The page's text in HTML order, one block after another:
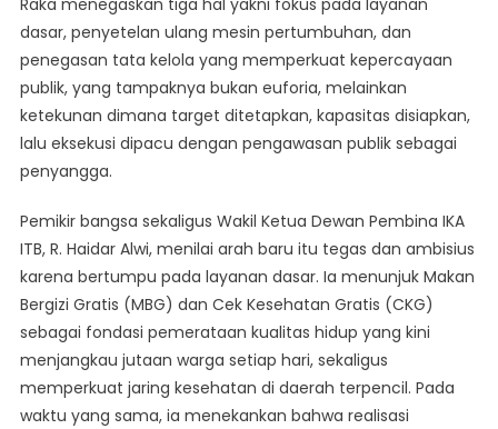
2026
Raka menegaskan tiga hal yakni fokus pada layanan
dasar, penyetelan ulang mesin pertumbuhan, dan
penegasan tata kelola yang memperkuat kepercayaan
publik, yang tampaknya bukan euforia, melainkan
ketekunan dimana target ditetapkan, kapasitas disiapkan,
lalu eksekusi dipacu dengan pengawasan publik sebagai
penyangga.
Pemikir bangsa sekaligus Wakil Ketua Dewan Pembina IKA
ITB, R. Haidar Alwi, menilai arah baru itu tegas dan ambisius
karena bertumpu pada layanan dasar. Ia menunjuk Makan
Bergizi Gratis (MBG) dan Cek Kesehatan Gratis (CKG)
sebagai fondasi pemerataan kualitas hidup yang kini
menjangkau jutaan warga setiap hari, sekaligus
memperkuat jaring kesehatan di daerah terpencil. Pada
waktu yang sama, ia menekankan bahwa realisasi